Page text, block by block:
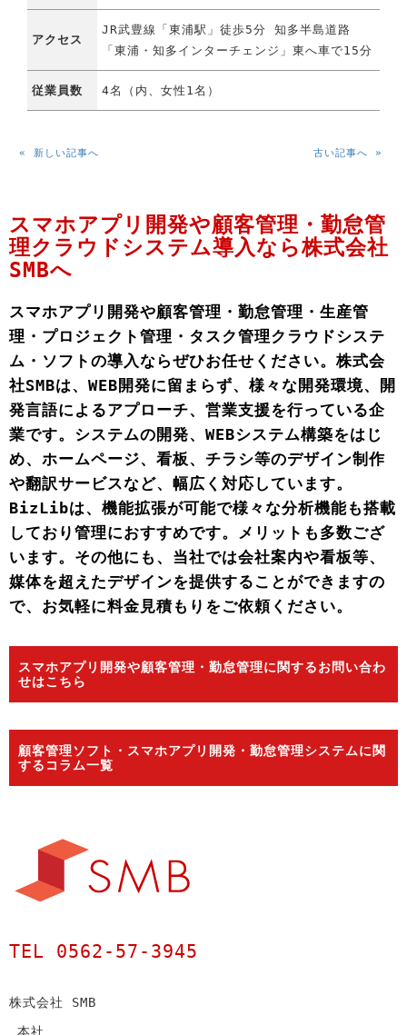
アクセス
JR武豊線「東浦駅」徒歩5分 知多半島道路
「東浦・知多インターチェンジ」東へ車で15分
従業員数 4名（内、女性1名）
« 新しい記事へ 古い記事へ »
スマホアプリ開発や顧客管理・勤怠管
理クラウドシステム導入なら株式会社
SMBへ
スマホアプリ開発や顧客管理・勤怠管理・生産管
理・プロジェクト管理・タスク管理クラウドシステ
ム・ソフトの導入ならぜひお任せください。株式会
社SMBは、WEB開発に留まらず、様々な開発環境、開
発言語によるアプローチ、営業支援を行っている企
業です。システムの開発、WEBシステム構築をはじ
め、ホームページ、看板、チラシ等のデザイン制作
や翻訳サービスなど、幅広く対応しています。
BizLibは、機能拡張が可能で様々な分析機能も搭載
しており管理におすすめです。メリットも多数ござ
います。その他にも、当社では会社案内や看板等、
媒体を超えたデザインを提供することができますの
で、お気軽に料金見積もりをご依頼ください。
スマホアプリ開発や顧客管理・勤怠管理に関するお問い合わ
せはこちら
顧客管理ソフト・スマホアプリ開発・勤怠管理システムに関
するコラム一覧
株式会社 SMB
本社
TEL 0562-57-3945